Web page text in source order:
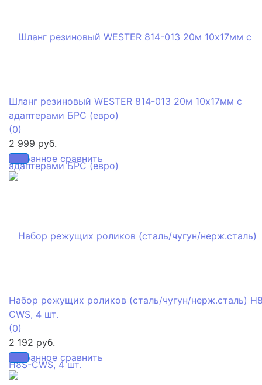
избранное сравнить
Шланг резиновый WESTER 814-013 20м 10x17мм с
адаптерами БРС (евро)
(0)
2 999 руб.
избранное сравнить
Набор режущих роликов (сталь/чугун/нерж.сталь)
CWS, 4 шт.
(0)
2 192 руб.